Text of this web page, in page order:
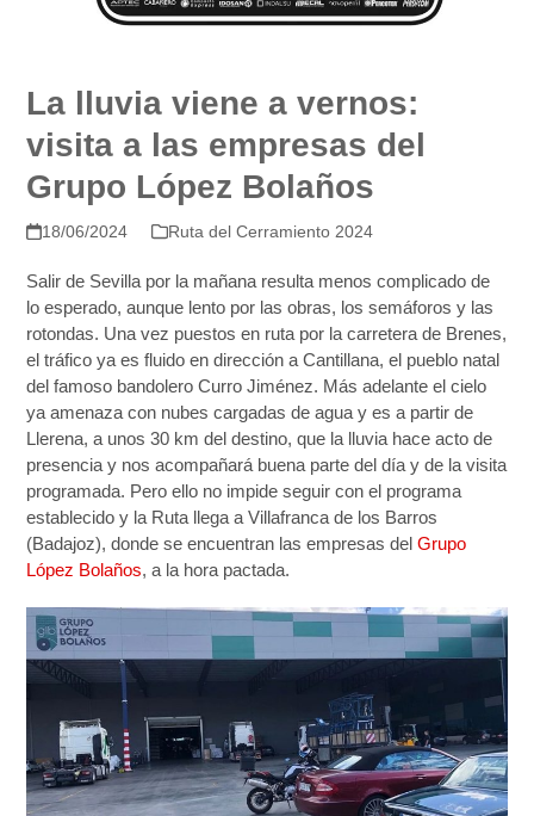
La lluvia viene a vernos:
visita a las empresas del
Grupo López Bolaños
18/06/2024 Ruta del Cerramiento 2024
Salir de Sevilla por la mañana resulta menos complicado de
lo esperado, aunque lento por las obras, los semáforos y las
rotondas. Una vez puestos en ruta por la carretera de Brenes,
el tráfico ya es fluido en dirección a Cantillana, el pueblo natal
del famoso bandolero Curro Jiménez. Más adelante el cielo
ya amenaza con nubes cargadas de agua y es a partir de
Llerena, a unos 30 km del destino, que la lluvia hace acto de
presencia y nos acompañará buena parte del día y de la visita
programada. Pero ello no impide seguir con el programa
establecido y la Ruta llega a Villafranca de los Barros
(Badajoz), donde se encuentran las empresas delGrupo
López Bolaños, a la hora pactada.